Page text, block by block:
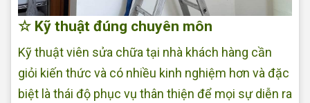
☆ Kỹ thuật đúng chuyên môn
Kỹ thuật viên sửa chữa tại nhà khách hàng cần
giỏi kiến thức và có nhiều kinh nghiệm hơn và đặc
biệt là thái độ phục vụ thân thiện để mọi sự diễn ra